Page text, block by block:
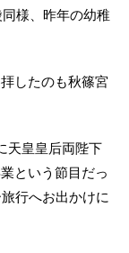
様、昨年の幼稚
したのも秋篠宮
天皇皇后両陛下
という節目だっ
行へお出かけに